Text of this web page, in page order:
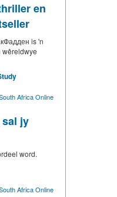
en
is 'n
Africa Online
sal jy
word.
Africa Online